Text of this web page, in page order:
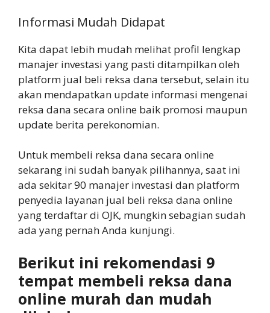
Informasi Mudah Didapat
Kita dapat lebih mudah melihat profil lengkap
manajer investasi yang pasti ditampilkan oleh
platform jual beli reksa dana tersebut, selain itu
akan mendapatkan update informasi mengenai
reksa dana secara online baik promosi maupun
update berita perekonomian.
Untuk membeli reksa dana secara online
sekarang ini sudah banyak pilihannya, saat ini
ada sekitar 90 manajer investasi dan platform
penyedia layanan jual beli reksa dana online
yang terdaftar di OJK, mungkin sebagian sudah
ada yang pernah Anda kunjungi.
Berikut ini rekomendasi 9
tempat membeli reksa dana
online murah dan mudah